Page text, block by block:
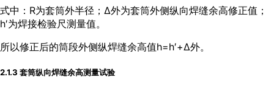
式中：R为套筒外半径；Δ外为套筒外侧纵向焊缝余高修正值；
h′为焊接检验尺测量值。
所以修正后的筒段外侧纵焊缝余高值h=h′+Δ外。
2.1.3 套筒纵向焊缝余高测量试验